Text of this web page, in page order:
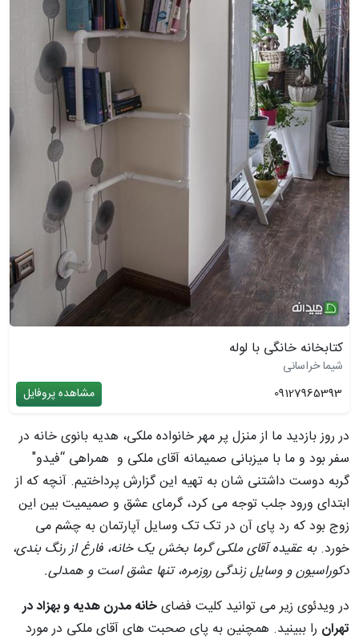
کتابخانه خانگی با لوله
شیما خراسانی
09127965393
مشاهده پروفایل
در روز بازدید ما از منزل پر مهر خانواده ملکی، هدیه بانوی خانه در
سفر بود و ما با میزبانی صمیمانه آقای ملکی و همراهی “فیدو"
گربه دوست داشتنی شان به تهیه این گزارش پرداختیم. آنچه که از
ابتدای ورود جلب توجه می کرد، گرمای عشق و صمیمیت بین این
زوج بود که رد پای آن در تک تک وسایل آپارتمان به چشم می
خورد.به عقیده آقای ملکی گرما بخش یک خانه، فارغ از رنگ بندی،
دکوراسیون و وسایل زندگی روزمره، تنها عشق است و همدلی.
در ویدئوی زیر می توانید کلیت فضایخانه مدرن هدیه و بهزاد در
تهران را ببینید. همچنین به پای صحبت های آقای ملکی در مورد